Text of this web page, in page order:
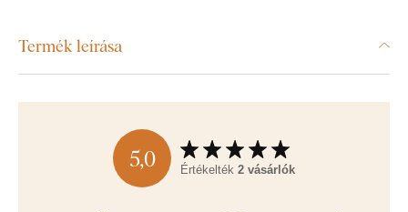
Termék leírása
5,0 Értékelték 2 vásárlók